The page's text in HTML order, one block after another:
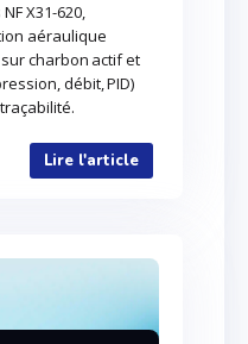
X31-620,
aéraulique
charbon actif et
débit, PID)
Lire l'article